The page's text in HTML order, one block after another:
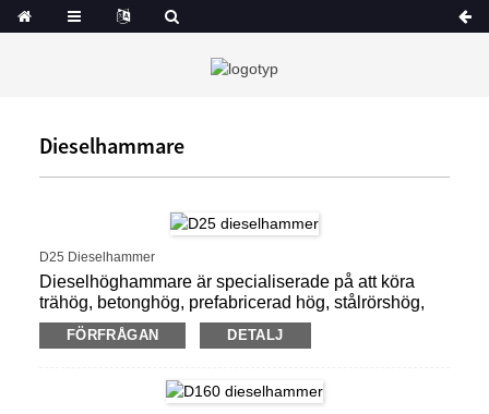
Dieselhammare
D25 Dieselhammer
Dieselhöghammare är specialiserade på att köra
trähög, betonghög, prefabricerad hög, stålrörshög,
arkhög.
FÖRFRÅGAN DETALJ